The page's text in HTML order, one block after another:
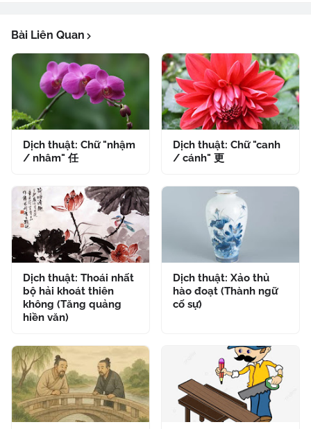
Bài Liên Quan
Dịch thuật: Chữ "nhậm
/ nhâm" 任
Dịch thuật: Chữ "canh
/ cánh" 更
Dịch thuật: Thoái nhất
bộ hải khoát thiên
không (Tăng quảng
hiền văn)
Dịch thuật: Xảo thủ
hào đoạt (Thành ngữ
cố sự)